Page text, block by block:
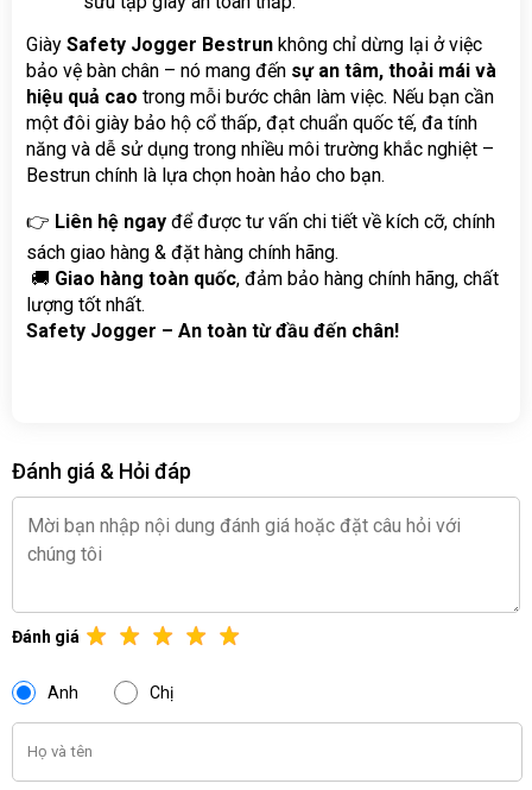
Giày Safety Jogger Bestrun không chỉ dừng lại ở việc
bảo vệ bàn chân – nó mang đến sự an tâm, thoải mái và
hiệu quả cao trong mỗi bước chân làm việc. Nếu bạn cần
một đôi giày bảo hộ cổ thấp, đạt chuẩn quốc tế, đa tính
năng và dễ sử dụng trong nhiều môi trường khắc nghiệt –
Bestrun chính là lựa chọn hoàn hảo cho bạn.
👉 Liên hệ ngay để được tư vấn chi tiết về kích cỡ, chính
sách giao hàng & đặt hàng chính hãng.
🚚 Giao hàng toàn quốc, đảm bảo hàng chính hãng, chất
lượng tốt nhất.
Safety Jogger – An toàn từ đầu đến chân!
Đánh giá & Hỏi đáp
Đánh giá
Anh Chị